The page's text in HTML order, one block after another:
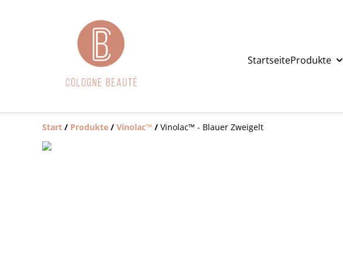
StartseiteProdukte
Start / Produkte / Vinolac™️ / Vinolac™️ - Blauer Zweigelt